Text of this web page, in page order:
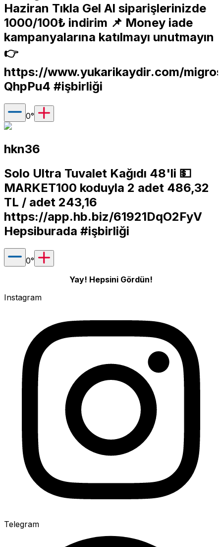
Haziran Tıkla Gel Al siparişlerinizde
1000/100₺ indirim 📌 Money iade
kampanyalarına katılmayı unutmayın
👉
https://www.yukarikaydir.com/
QhpPu4 #işbirliği
0°
hkn36
Solo Ultra Tuvalet Kağıdı 48'li 💵
MARKET100 koduyla 2 adet 486,32
TL / adet 243,16
https://app.hb.biz/61921DqO2FyV
Hepsiburada #işbirliği
0°
Yay! Hepsini Gördün!
Instagram
Telegram